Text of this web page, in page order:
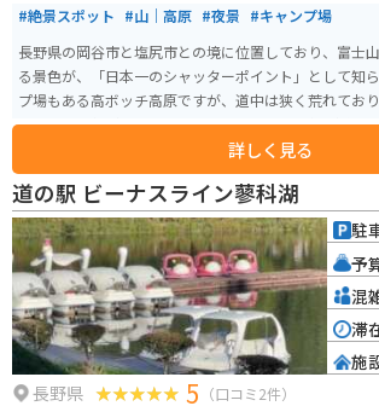
#絶景スポット #山｜高原 #夜景 #キャンプ場
長野県の岡谷市と塩尻市との境に位置しており、富士
る景色が、「日本一のシャッターポイント」として知
プ場もある高ボッチ高原ですが、道中は狭く荒れてお
ような雰囲気があります。 12月から4月まで冬季通行
が必要です。高ボッチ高原での景色は、一生の思い出
です。
詳しく見る
道の駅 ビーナスライン蓼科湖
長野県 5 （口コミ2件）
駐
予
混
滞
施